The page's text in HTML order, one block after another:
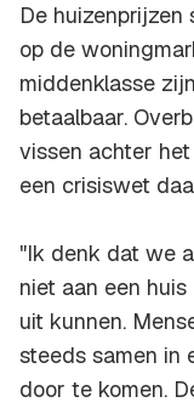
De
op de
middenklasse
betaalbaar.
vissen achter
een crisiswet
"Ik denk dat we
niet aan een
uit kunnen.
steeds samen in
door te komen.